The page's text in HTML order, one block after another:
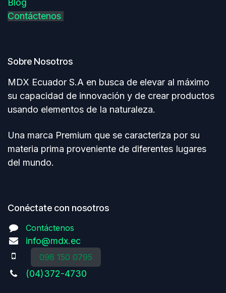
Blog
Contáctenos
Sobre Nosotros
MDX Ecuador S.A en busca de elevar al máximo
su capacidad de innovación y de crear productos
usando elementos de Ia naturaleza.
Una marca Premium que se caracteriza por su
materia prima proveniente de diferentes Iugares
del mundo.
Conéctate con nosotros
Contáctenos
info@mdx.ec
098 150 0795
(04)372-4730